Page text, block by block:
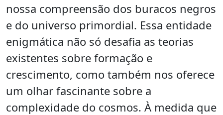
nossa compreensão dos buracos negros
e do universo primordial. Essa entidade
enigmática não só desafia as teorias
existentes sobre formação e
crescimento, como também nos oferece
um olhar fascinante sobre a
complexidade do cosmos. À medida que